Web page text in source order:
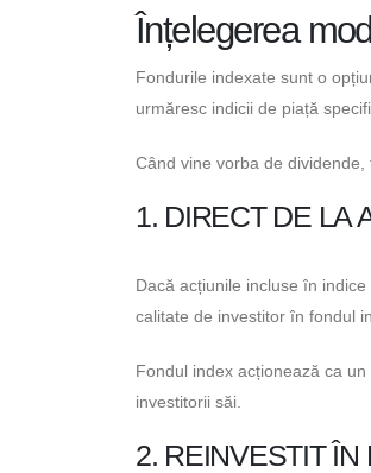
Înțelegerea
Fondurile indexate sunt o
urmăresc indicii de piață
Când vine vorba de
1. DIRECT DE LA
Dacă acțiunile incluse în
calitate de investitor în fondul
Fondul index acționează ca
investitorii săi.
2. REINVESTIT ÎN